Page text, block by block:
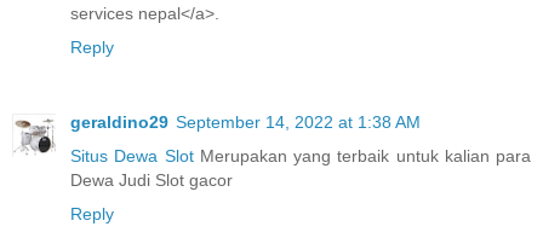
services nepal</a>.
Reply
geraldino29 September 14, 2022 at 1:38 AM
Situs Dewa SlotMerupakan yang terbaik untuk kalian para
Dewa Judi Slot gacor
Reply